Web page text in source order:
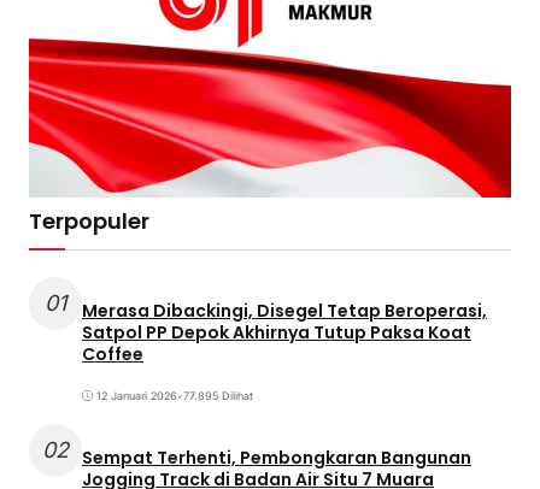
Terpopuler
01
Merasa Dibackingi, Disegel Tetap Beroperasi,
Satpol PP Depok Akhirnya Tutup Paksa Koat
Coffee
12 Januari 2026•77.895 Dilihat
02 Sempat Terhenti, Pembongkaran Bangunan
Jogging Track di Badan Air Situ 7 Muara